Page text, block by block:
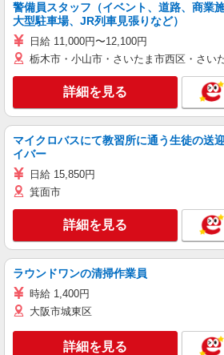
警備員スタッフ（イベント、道路、商業施
大型駐車場、JR列車見張りなど）
日給 11,000円〜12,100円
栃木市・小山市・さいたま市西区・さい
詳細を見る
マイクロバスにて教習所に通う生徒の送
イバー
日給 15,850円
箕面市
詳細を見る
ラウンドワンの清掃作業員
時給 1,400円
大阪市城東区
詳細を見る